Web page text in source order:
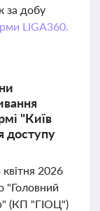
за добу
LIGA360.
"Київ
доступу
2026
"Головний
(КП "ГІОЦ")